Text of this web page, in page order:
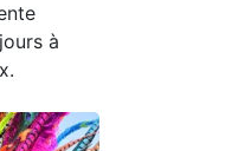
à